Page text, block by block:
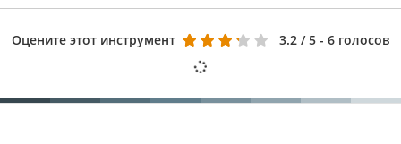
Оцените этот инструмент 3.2 / 5 - 6 голосов